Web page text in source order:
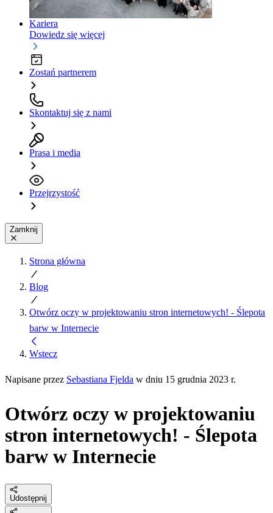
Kariera
Dowiedz się więcej
Zostań partnerem
Skontaktuj się z nami
Prasa i media
Przejrzystość
Zamknij
Strona główna
Blog
Otwórz oczy w projektowaniu stron internetowych! - Ślepota
barw w Internecie
Wstecz
Napisane przez Sebastiana Fjelda w dniu 15 grudnia 2023 r.
Otwórz oczy w projektowaniu
stron internetowych! - Ślepota
barw w Internecie
Udostępnij